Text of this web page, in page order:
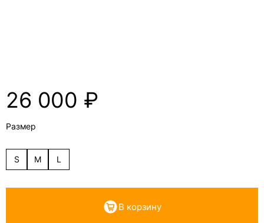
26 000 ₽
Размер
S M L
В корзину